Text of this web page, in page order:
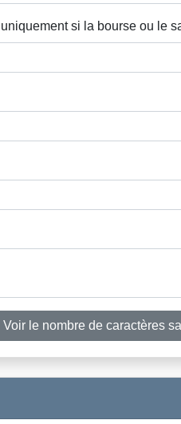
si la bourse ou le
Voir le nombre de caractères